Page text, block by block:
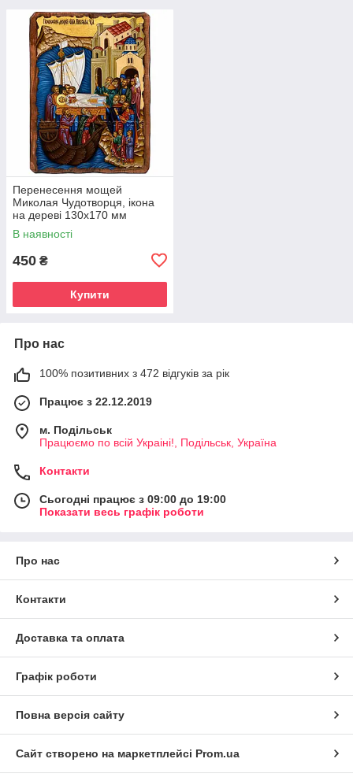
Перенесення мощей
Миколая Чудотворця, ікона
на дереві 130х170 мм
(П-4554-1)
В наявності
450 ₴
Купити
Про нас
100% позитивних з 472 відгуків за рік
Працює з 22.12.2019
м. Подільськ
Працюємо по всій Украіні!, Подільськ, Україна
Контакти
Сьогодні працює з 09:00 до 19:00
Показати весь графік роботи
Про нас
Контакти
Доставка та оплата
Графік роботи
Повна версія сайту
Сайт створено на маркетплейсі Prom.ua